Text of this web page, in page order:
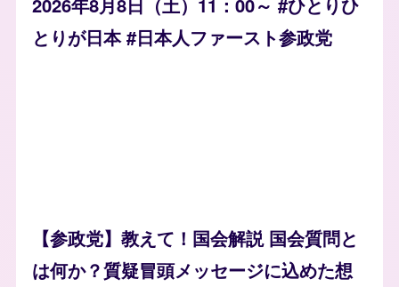
とりが日本 #日本人ファースト参政党
【参政党】教えて！国会解説 国会質問と
は何か？質疑冒頭メッセージに込めた想